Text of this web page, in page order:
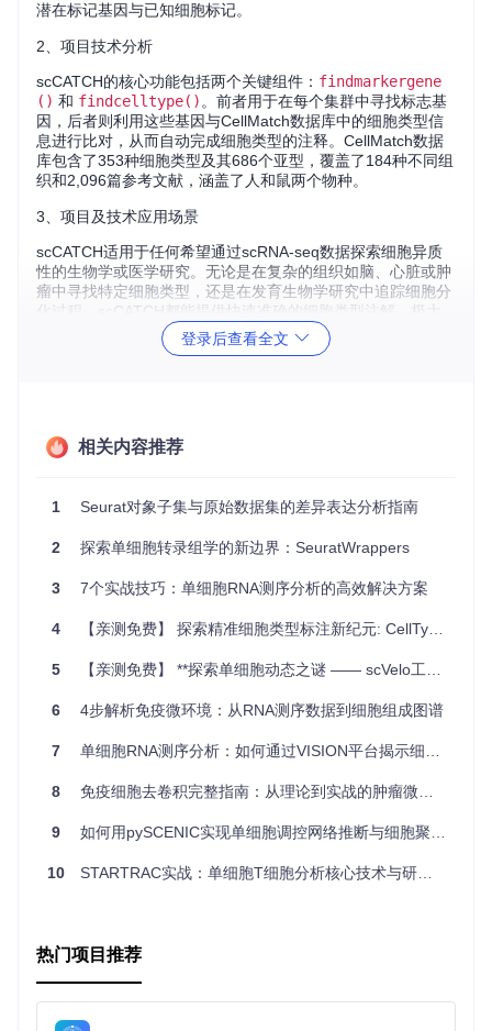
潜在标记基因与已知细胞标记。
2、项目技术分析
scCATCH的核心功能包括两个关键组件： findmarkergene
() 和 findcelltype() 。前者用于在每个集群中寻找标志基
因，后者则利用这些基因与CellMatch数据库中的细胞类型信
息进行比对，从而自动完成细胞类型的注释。CellMatch数据
库包含了353种细胞类型及其686个亚型，覆盖了184种不同组
织和2,096篇参考文献，涵盖了人和鼠两个物种。
3、项目及技术应用场景
scCATCH适用于任何希望通过scRNA-seq数据探索细胞异质
性的生物学或医学研究。无论是在复杂的组织如脑、心脏或肿
瘤中寻找特定细胞类型，还是在发育生物学研究中追踪细胞分
化过程，scCATCH都能提供快速准确的细胞类型注解，极大
地提高了研究效率和结果的可靠性。
释方法所需的时间。
择不同的组织或癌症组合，甚至添加自己的标记基因。
：不仅可以处理人类数据，还可以扩展到其他物种。
兼容性广：可以无缝对接Seurat等常用单细胞数据分析框
为了更好地体验scCATCH的强大功能，您只需简单的几行R代
码即可安装并开始分析您的数据。现在就加入这个日益壮大的
社区，提升您的单细胞研究水平吧！
install.packages("scCATCH")
# 或者从GitHub安装最新版本
# https://raw.githack.com/ZJUFanLab/scCATCH/master/
登录后查看全文
相关内容推荐
1 Seurat对象子集与原始数据集的差异表达分析指南
2 探索单细胞转录组学的新边界：SeuratWrappers
3 7个实战技巧：单细胞RNA测序分析的高效解决方案
4 【亲测免费】 探索精准细胞类型标注新纪元: CellTypist深度解析
5 【亲测免费】 **探索单细胞动态之谜 —— scVelo工具箱深度解读**
6 4步解析免疫微环境：从RNA测序数据到细胞组成图谱
7 单细胞RNA测序分析：如何通过VISION平台揭示细胞异质性的隐藏模式
8 免疫细胞去卷积完整指南：从理论到实战的肿瘤微环境分析
9 如何用pySCENIC实现单细胞调控网络推断与细胞聚类？
10 STARTRAC实战：单细胞T细胞分析核心技术与研究应用指南
热门项目推荐